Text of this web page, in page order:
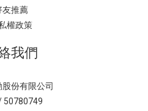
友推薦
權政策
我們
份有限公司
50780749